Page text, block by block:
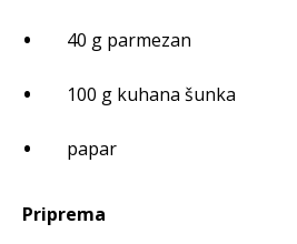
40 g parmezan
100 g kuhana šunka
papar
Priprema